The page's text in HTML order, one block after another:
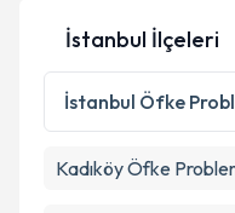
İstanbul İlçeleri
İstanbul Öfke
KadıköyÖfke